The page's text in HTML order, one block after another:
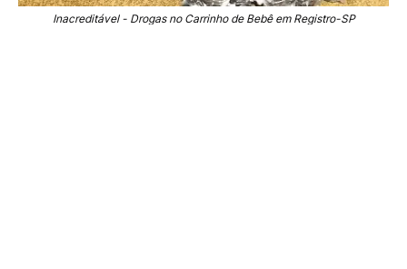
Inacreditável - Drogas no Carrinho de Bebê em Registro-SP